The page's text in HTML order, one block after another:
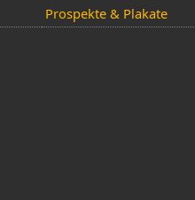
Prospekte & Plakate